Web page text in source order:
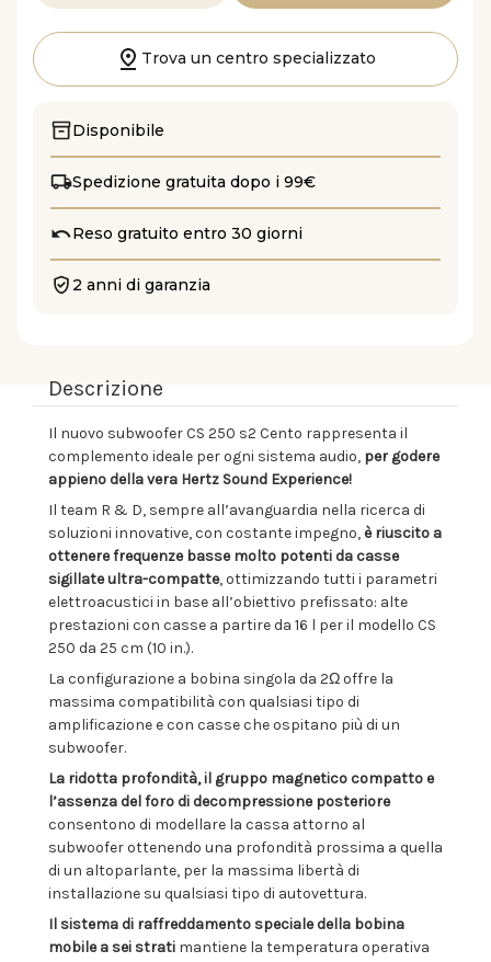
quantità
di
quantità
di
250
Trova un centro specializzato
Disponibile
Spedizione gratuita dopo i 99€
Reso gratuito entro 30 giorni
2 anni di garanzia
Descrizione
Il nuovo subwoofer CS 250 s2 Cento rappresenta il
complemento ideale per ogni sistema audio, per godere
appieno della vera Hertz Sound Experience!
Il team R & D, sempre all’avanguardia nella ricerca di
soluzioni innovative, con costante impegno, è riuscito a
ottenere frequenze basse molto potenti da casse
sigillate ultra-compatte, ottimizzando tutti i parametri
elettroacustici in base all’obiettivo prefissato: alte
prestazioni con casse a partire da 16 l per il modello CS
250 da 25 cm (10 in.).
La configurazione a bobina singola da 2Ω offre la
massima compatibilità con qualsiasi tipo di
amplificazione e con casse che ospitano più di un
subwoofer.
La ridotta profondità, il gruppo magnetico compatto e
l’assenza del foro di decompressione posteriore
consentono di modellare la cassa attorno al
subwoofer ottenendo una profondità prossima a quella
di un altoparlante, per la massima libertà di
installazione su qualsiasi tipo di autovettura.
Il sistema di raffreddamento speciale della bobina
mobile a sei strati mantiene la temperatura operativa